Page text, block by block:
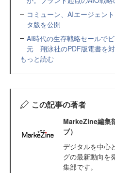
コミューン、AIエージェン
タ版を公開
AI時代の生存戦略セールで
元 翔泳社のPDF版電書を
もっと読む
この記事の著者
MarkeZine編集
ブ）
デジタルを中心
グの最新動向を
集部です。